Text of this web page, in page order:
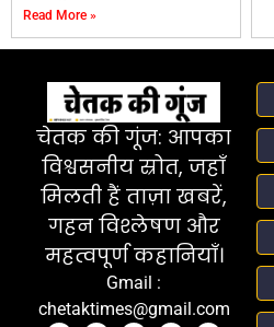
Read More »
चेतक की गूंज: आपका
विश्वसनीय स्रोत, जहाँ
मिलती हैं ताज़ा खबरें,
गहन विश्लेषण और
महत्वपूर्ण कहानियाँ।
Gmail :
chetaktimes@gmail.com